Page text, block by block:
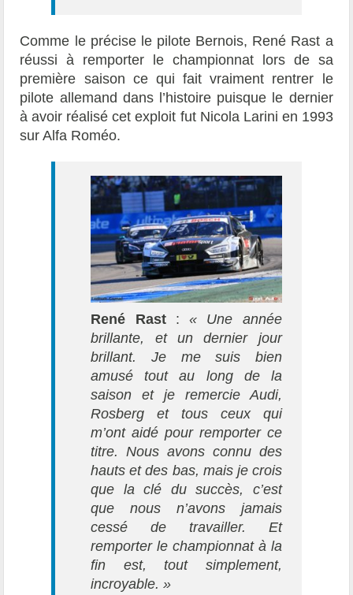
Comme le précise le pilote Bernois, René Rast a
réussi à remporter le championnat lors de sa
première saison ce qui fait vraiment rentrer le
pilote allemand dans l’histoire puisque le dernier
à avoir réalisé cet exploit fut Nicola Larini en 1993
sur Alfa Roméo.
René Rast:« Une année
brillante, et un dernier jour
brillant. Je me suis bien
amusé tout au long de la
saison et je remercie Audi,
Rosberg et tous ceux qui
m’ont aidé pour remporter ce
titre. Nous avons connu des
hauts et des bas, mais je crois
que la clé du succès, c’est
que nous n’avons jamais
cessé de travailler. Et
remporter le championnat à la
fin est, tout simplement,
incroyable. »